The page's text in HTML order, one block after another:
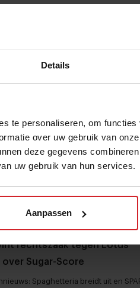
Details
te personaliseren, om
over uw gebruik van
deze gegevens
uw gebruik van hun services.
Aanpassen
20 augustus 2025
rechtszaak tegen Lotus
over Sugar-Score
Spaghetteria breidt uit en